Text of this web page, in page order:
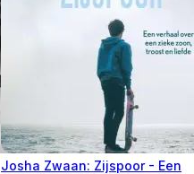
Josha Zwaan: Zijspoor - Een